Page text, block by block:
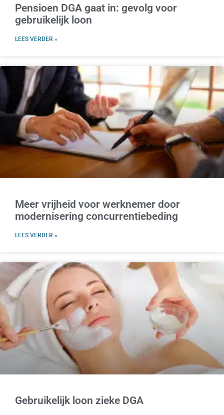
Pensioen DGA gaat in: gevolg voor
gebruikelijk loon
LEES VERDER »
Meer vrijheid voor werknemer door
modernisering concurrentiebeding
LEES VERDER »
Gebruikelijk loon zieke DGA